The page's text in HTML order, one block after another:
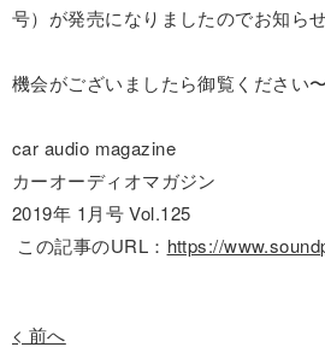
号）が発売になりましたのでお知ら
機会がございましたら御覧ください
car audio magazine
カーオーディオマガジン
2019年 1月号 Vol.125
この記事のURL： https://
< 前へ